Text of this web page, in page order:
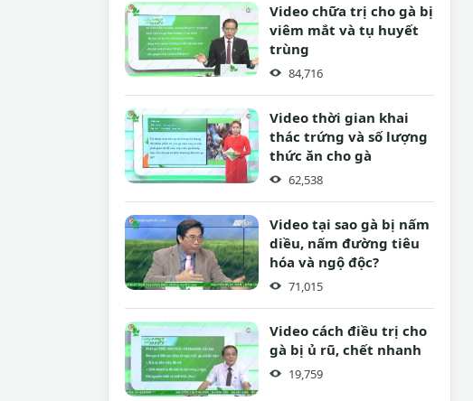
Video chữa trị cho gà bị
viêm mắt và tụ huyết
trùng
84,716
Video thời gian khai
thác trứng và số lượng
thức ăn cho gà
62,538
Video tại sao gà bị nấm
diều, nấm đường tiêu
hóa và ngộ độc?
71,015
Video cách điều trị cho
gà bị ủ rũ, chết nhanh
19,759